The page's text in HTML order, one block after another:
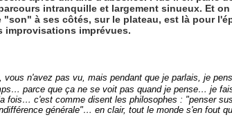
intranquille et largement sinueux. Et
à ses côtés, sur le plateau, est là pour
improvisations imprévues.
vous n'avez pas vu, mais pendant que je parlais, je
parce que ça ne se voit pas quand je pense… je
fois… c'est comme disent les philosophes : "penser
générale"… en clair, tout le monde s'en fout